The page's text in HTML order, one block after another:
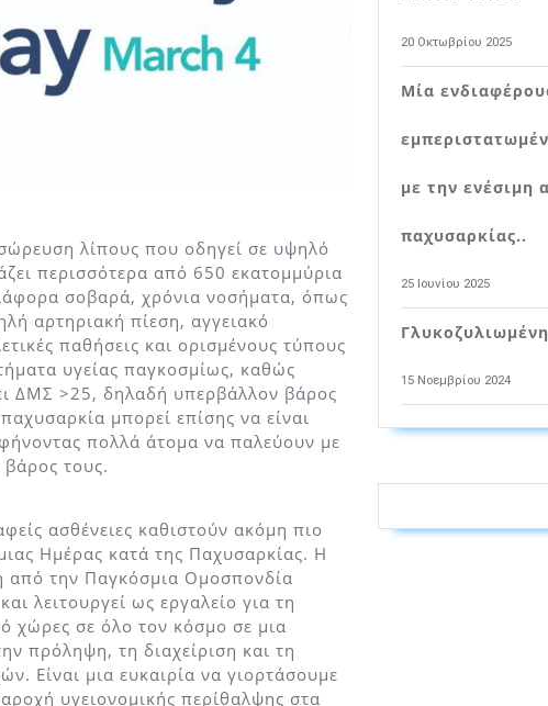
λίπους που οδηγεί σε υψηλό
περισσότερα από 650 εκατομμύρια
σοβαρά, χρόνια νοσήματα, όπως
αρτηριακή πίεση, αγγειακό
παθήσεις και ορισμένους τύπους
υγείας παγκοσμίως, καθώς
ΔΜΣ >25, δηλαδή υπερβάλλον βάρος
μπορεί επίσης να είναι
πολλά άτομα να παλεύουν με
τους.
ασθένειες καθιστούν ακόμη πιο
Ημέρας κατά της Παχυσαρκίας. Η
από την Παγκόσμια Ομοσπονδία
λειτουργεί ως εργαλείο για τη
χώρες σε όλο τον κόσμο σε μια
πρόληψη, τη διαχείριση και τη
Είναι μια ευκαιρία να γιορτάσουμε
υγειονομικής περίθαλψης στα
20 Οκτωβρίου 2025
Μία
με την ενέσιμη
παχυσαρκίας..
25 Ιουνίου 2025
15 Νοεμβρίου 2024